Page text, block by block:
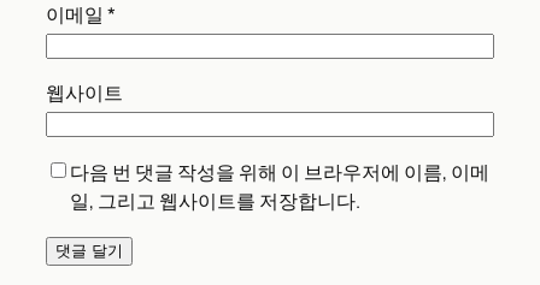
이메일 *
웹사이트
다음 번 댓글 작성을 위해 이 브라우저에 이름, 이메
일, 그리고 웹사이트를 저장합니다.